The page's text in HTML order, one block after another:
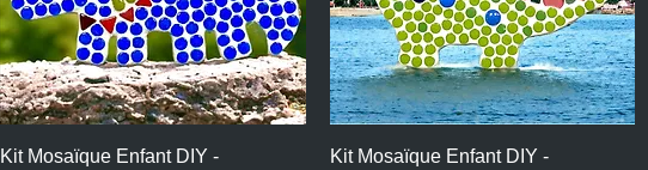
Aperçu rapide
Kit Mosaïque Enfant DIY -
Aperçu rapide
Kit Mosaïque Enfant DIY -